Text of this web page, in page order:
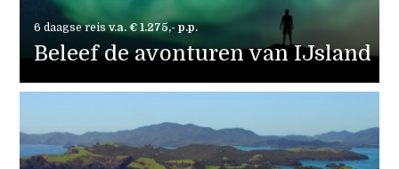
6 daagse reisv.a. € 1.275,- p.p.
Beleef de avonturen van IJsland